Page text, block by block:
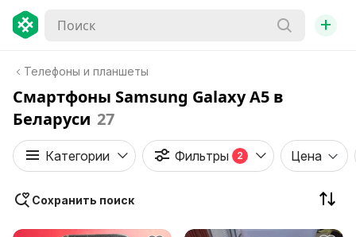
+
Телефоны и планшеты
Смартфоны Samsung Galaxy A5 в
Беларуси 27
Категории Фильтры 2 Цена
Сохранить поиск